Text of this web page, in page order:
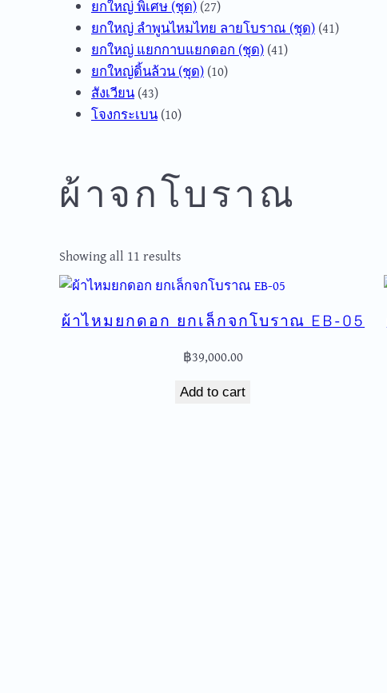
ยกใหญ่ พิเศษ (ชุด) 2727
products
ยกใหญ่ ลำพูนไหมไทย ลายโบราณ (ชุด) 4141
ยกใหญ่ แยกกาบแยกดอก (ชุด) 4141
ยกใหญ่ดิ้นล้วน (ชุด) 1010
สังเวียน 4343
products
โจงกระเบน 1010
ผ้าจกโบราณ
Showing all 11 resultsSorted
by
ผ้าไหมยกดอก ยกเล็กจกโบราณ EB-05
฿39,000.00
Add to cart